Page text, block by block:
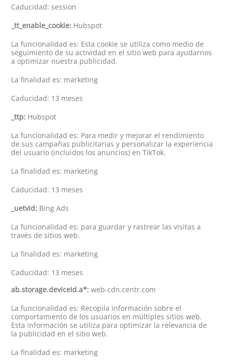
Caducidad: session
_tt_enable_cookie: Hubspot
La funcionalidad es: Esta cookie se utiliza como medio de
seguimiento de su actividad en el sitio web para ayudarnos
a optimizar nuestra publicidad.
La finalidad es: marketing
Caducidad: 13 meses
_ttp: Hubspot
La funcionalidad es: Para medir y mejorar el rendimiento
de sus campañas publicitarias y personalizar la experiencia
del usuario (incluidos los anuncios) en TikTok.
La finalidad es: marketing
Caducidad: 13 meses
_uetvid: Bing Ads
La funcionalidad es: para guardar y rastrear las visitas a
través de sitios web.
La finalidad es: marketing
Caducidad: 13 meses
ab.storage.deviceId.a*:web-cdn.centr.com
La funcionalidad es: Recopila información sobre el
comportamiento de los usuarios en múltiples sitios web.
Esta información se utiliza para optimizar la relevancia de
la publicidad en el sitio web.
La finalidad es: marketing